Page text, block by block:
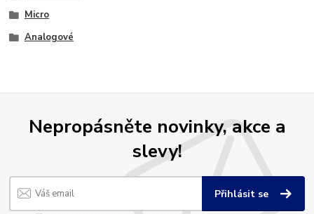
Micro
Analogové
Nepropásněte novinky, akce a
slevy!
Přihlásit se